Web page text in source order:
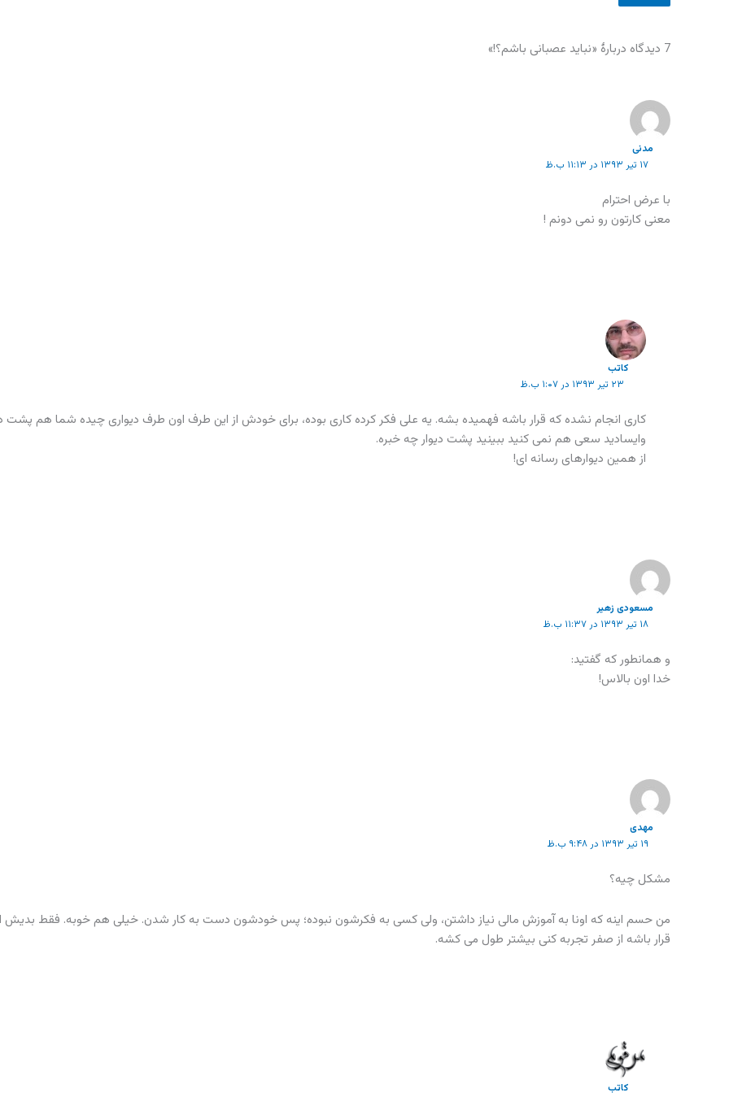
7 دیدگاه دربارهٔ «نباید عصبانی باشم؟!»
مدنی
۱۷ تیر ۱۳۹۳ در ۱۱:۱۳ ب.ظ
با عرض احترام
معنی کارتون رو نمی دونم !
کاتب
۲۳ تیر ۱۳۹۳ در ۱:۰۷ ب.ظ
کاری انجام نشده که قرار باشه فهمیده بشه. یه علی فکر کرده کاری بوده، برای خودش از این طرف اون طرف دیواری چیده شما هم پشت
وایسادید سعی هم نمی کنید ببینید پشت دیوار چه خبره.
از همین دیوارهای رسانه ای!
مسعودی زهیر
۱۸ تیر ۱۳۹۳ در ۱۱:۳۷ ب.ظ
و همانطور که گفتید:
خدا اون بالاس!
مهدی
۱۹ تیر ۱۳۹۳ در ۹:۴۸ ب.ظ
مشکل چیه؟
من حسم اینه که اونا به آموزش مالی نیاز داشتن، ولی کسی به فکرشون نبوده؛ پس خودشون دست به کار شدن. خیلی هم خوبه. فقط بدیش
قرار باشه از صفر تجربه کنی بیشتر طول می کشه.
کاتب